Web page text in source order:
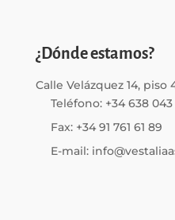
¿Dónde estamos?
Calle Velázquez 14,
Teléfono: +34 638 043
Fax: +34 91 761 61 89
E-mail: